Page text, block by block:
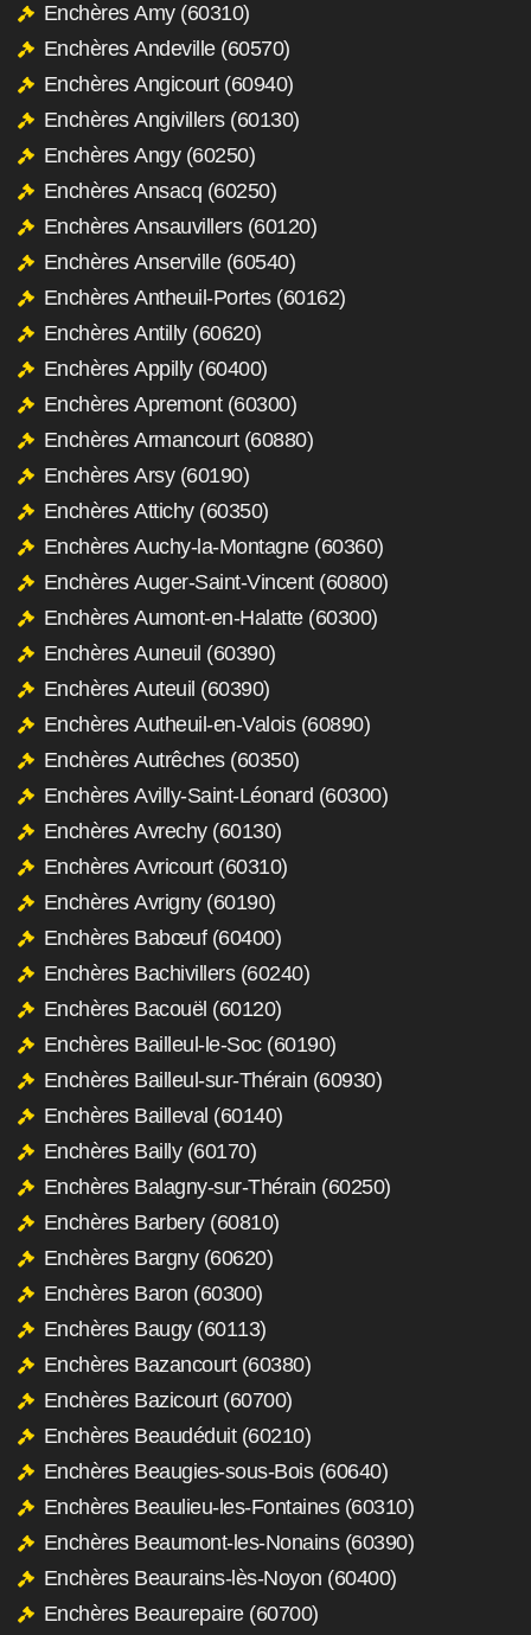
Enchères Amy (60310)
Enchères Andeville (60570)
Enchères Angicourt (60940)
Enchères Angivillers (60130)
Enchères Angy (60250)
Enchères Ansacq (60250)
Enchères Ansauvillers (60120)
Enchères Anserville (60540)
Enchères Antheuil-Portes (60162)
Enchères Antilly (60620)
Enchères Appilly (60400)
Enchères Apremont (60300)
Enchères Armancourt (60880)
Enchères Arsy (60190)
Enchères Attichy (60350)
Enchères Auchy-la-Montagne (60360)
Enchères Auger-Saint-Vincent (60800)
Enchères Aumont-en-Halatte (60300)
Enchères Auneuil (60390)
Enchères Auteuil (60390)
Enchères Autheuil-en-Valois (60890)
Enchères Autrêches (60350)
Enchères Avilly-Saint-Léonard (60300)
Enchères Avrechy (60130)
Enchères Avricourt (60310)
Enchères Avrigny (60190)
Enchères Babœuf (60400)
Enchères Bachivillers (60240)
Enchères Bacouël (60120)
Enchères Bailleul-le-Soc (60190)
Enchères Bailleul-sur-Thérain (60930)
Enchères Bailleval (60140)
Enchères Bailly (60170)
Enchères Balagny-sur-Thérain (60250)
Enchères Barbery (60810)
Enchères Bargny (60620)
Enchères Baron (60300)
Enchères Baugy (60113)
Enchères Bazancourt (60380)
Enchères Bazicourt (60700)
Enchères Beaudéduit (60210)
Enchères Beaugies-sous-Bois (60640)
Enchères Beaulieu-les-Fontaines (60310)
Enchères Beaumont-les-Nonains (60390)
Enchères Beaurains-lès-Noyon (60400)
Enchères Beaurepaire (60700)